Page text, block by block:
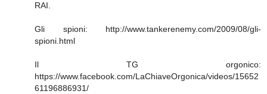
RAI.
Gli spioni: http://www.tankerenemy.com/2009/08/gli-
spioni.html
Il TG orgonico:
https://www.facebook.com/LaChiaveOrgonica/videos/15652
61196886931/